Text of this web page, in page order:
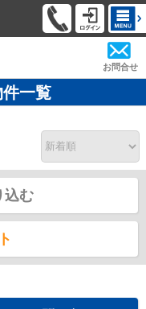
お問合せ
一覧
込む